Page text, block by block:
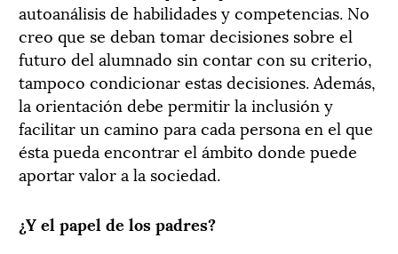
autoanálisis de habilidades y competencias. No
creo que se deban tomar decisiones sobre el
futuro del alumnado sin contar con su criterio,
tampoco condicionar estas decisiones. Además,
la orientación debe permitir la inclusión y
facilitar un camino para cada persona en el que
ésta pueda encontrar el ámbito donde puede
aportar valor a la sociedad.
¿Y el papel de los padres?